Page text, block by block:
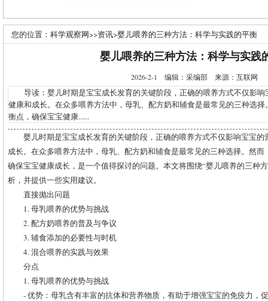
您的位置： 科学观察网>>资讯>婴儿喂养的三种方法：科学与实践的平衡
婴儿喂养的三种方法：科学与实践
2026-2-1 编辑：采编部 来源：互联网
导读：婴儿时期是宝宝成长发育的关键阶段，正确的喂养方式不仅影响
健康和成长。在众多喂养方法中，母乳、配方奶和辅食是最常见的三种选
衡点，确保宝宝健康......
婴儿时期是宝宝成长发育的关键阶段，正确的喂养方式不仅影响宝宝
成长。在众多喂养方法中，母乳、配方奶和辅食是最常见的三种选择。然
确保宝宝健康成长，是一个值得探讨的问题。本文将围绕“婴儿喂养的三种
析，并提供一些实用建议。
直接抛出问题
1. 母乳喂养的优势与挑战
2. 配方奶喂养的普及与争议
3. 辅食添加的必要性与时机
4. 混合喂养的实践与效果
分点
1. 母乳喂养的优势与挑战
- 优势：母乳含有丰富的抗体和营养物质，有助于增强宝宝的免疫力，